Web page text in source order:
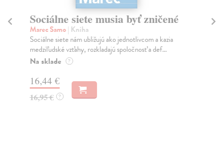
Sociálne siete musia byť zničené
Marec Samo| Kniha
Sociálne siete nám ubližujú ako jednotlivcom a kazia
medziľudské vzťahy, rozkladajú spoločnosť a def...
Na sklade ?
16,44 €
16,95 € ?